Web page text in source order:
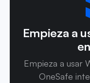
Empieza a
Empieza a usar
OneSafe